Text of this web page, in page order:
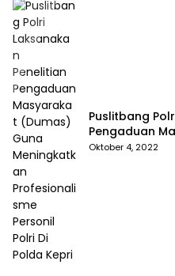
Puslitbang
Pengaduan
Meningkatkan
Oktober 4, 2022